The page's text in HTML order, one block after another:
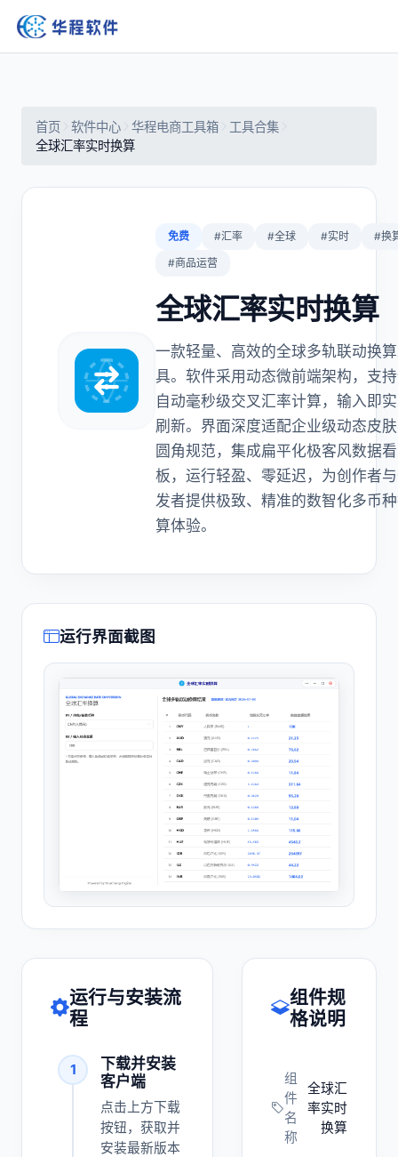
首页 软件中心 华程电商工具箱
工具合集
全球汇率实时换算
免费 #汇率 #全球 #实时
#换
#商品运营
全球汇率实时换算
一款轻量、高效的全球多轨联动换
具。软件采用动态微前端架构，支
自动毫秒级交叉汇率计算，输入即
刷新。界面深度适配企业级动态皮
圆角规范，集成扁平化极客风数据看
板，运行轻盈、零延迟，为创作者
发者提供极致、精准的数智化多币
算体验。
运行界面截图
运行与安装流
程
1
下载并安装
客户端
点击上方下载
按钮，获取并
安装最新版本
组件规
格说明
组
件
名
称
全球汇
率实时
换算